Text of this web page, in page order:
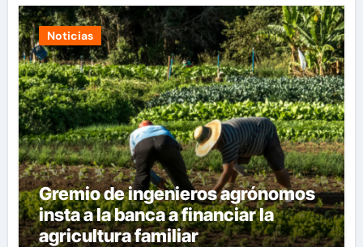
Noticias
Gremio de ingenieros agrónomos
insta a la banca a financiar la
agricultura familiar